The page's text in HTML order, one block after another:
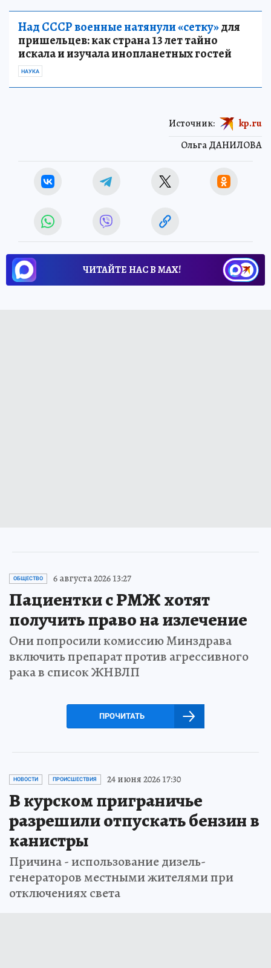
Над СССР военные натянули «сетку»для
пришельцев: как страна 13 лет тайно
искала и изучала инопланетных гостей
НАУКА
Ольга ДАНИЛОВА
Источник: kp.ru
ЧИТАЙТЕ НАС В МАХ!
ОБЩЕСТВО 6 августа 2026 13:27
Пациентки с РМЖ хотят
получить право на излечение
Они попросили комиссию Минздрава
включить препарат против агрессивного
рака в список ЖНВЛП
ПРОЧИТАТЬ
НОВОСТИ ПРОИСШЕСТВИЯ 24 июня 2026 17:30
В курском приграничье
разрешили отпускать бензин в
канистры
Причина - использование дизель-
генераторов местными жителями при
отключениях света